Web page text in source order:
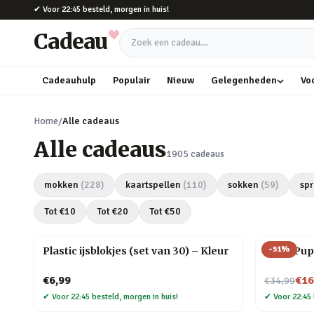
Naar hoofdinhoud
✔ Voor 22:45 besteld, morgen in huis!
Cadeau Zoek een cadeau
Cadeauhulp Populair Nieuw Gelegenheden
Home/Alle cadeaus
Alle cadeaus1905 cadeaus
mokken (228) kaartspellen (110) sokken (59)
Tot €10 Tot €20 Tot €50
Plastic ijsblokjes (set van 30) – Kleur
€6,99
✔ Voor 22:45 besteld, morgen in huis!
-51%
Slush
€34,99
Nu voor
✔ Voor